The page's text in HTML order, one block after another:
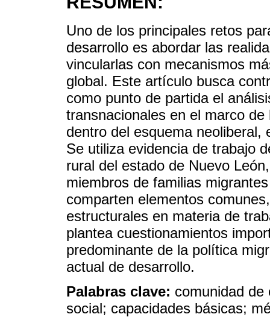
Uno de los principales retos
desarrollo es abordar las
vincularlas con mecanismos
global. Este artículo busca
como punto de partida el
transnacionales en el marco
dentro del esquema
Se utiliza evidencia de trabajo
rural del estado de Nuevo
miembros de familias
comparten elementos
estructurales en materia de
plantea cuestionamientos
predominante de la política
actual de desarrollo.
Palabras clave: comunidad de
social; capacidades básicas;